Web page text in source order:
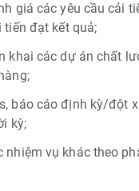
giá các yêu cầu cải
tiến đạt kết quả;
khai các dự án chất
báo cáo định kỳ/đột
kỳ;
nhiệm vụ khác theo